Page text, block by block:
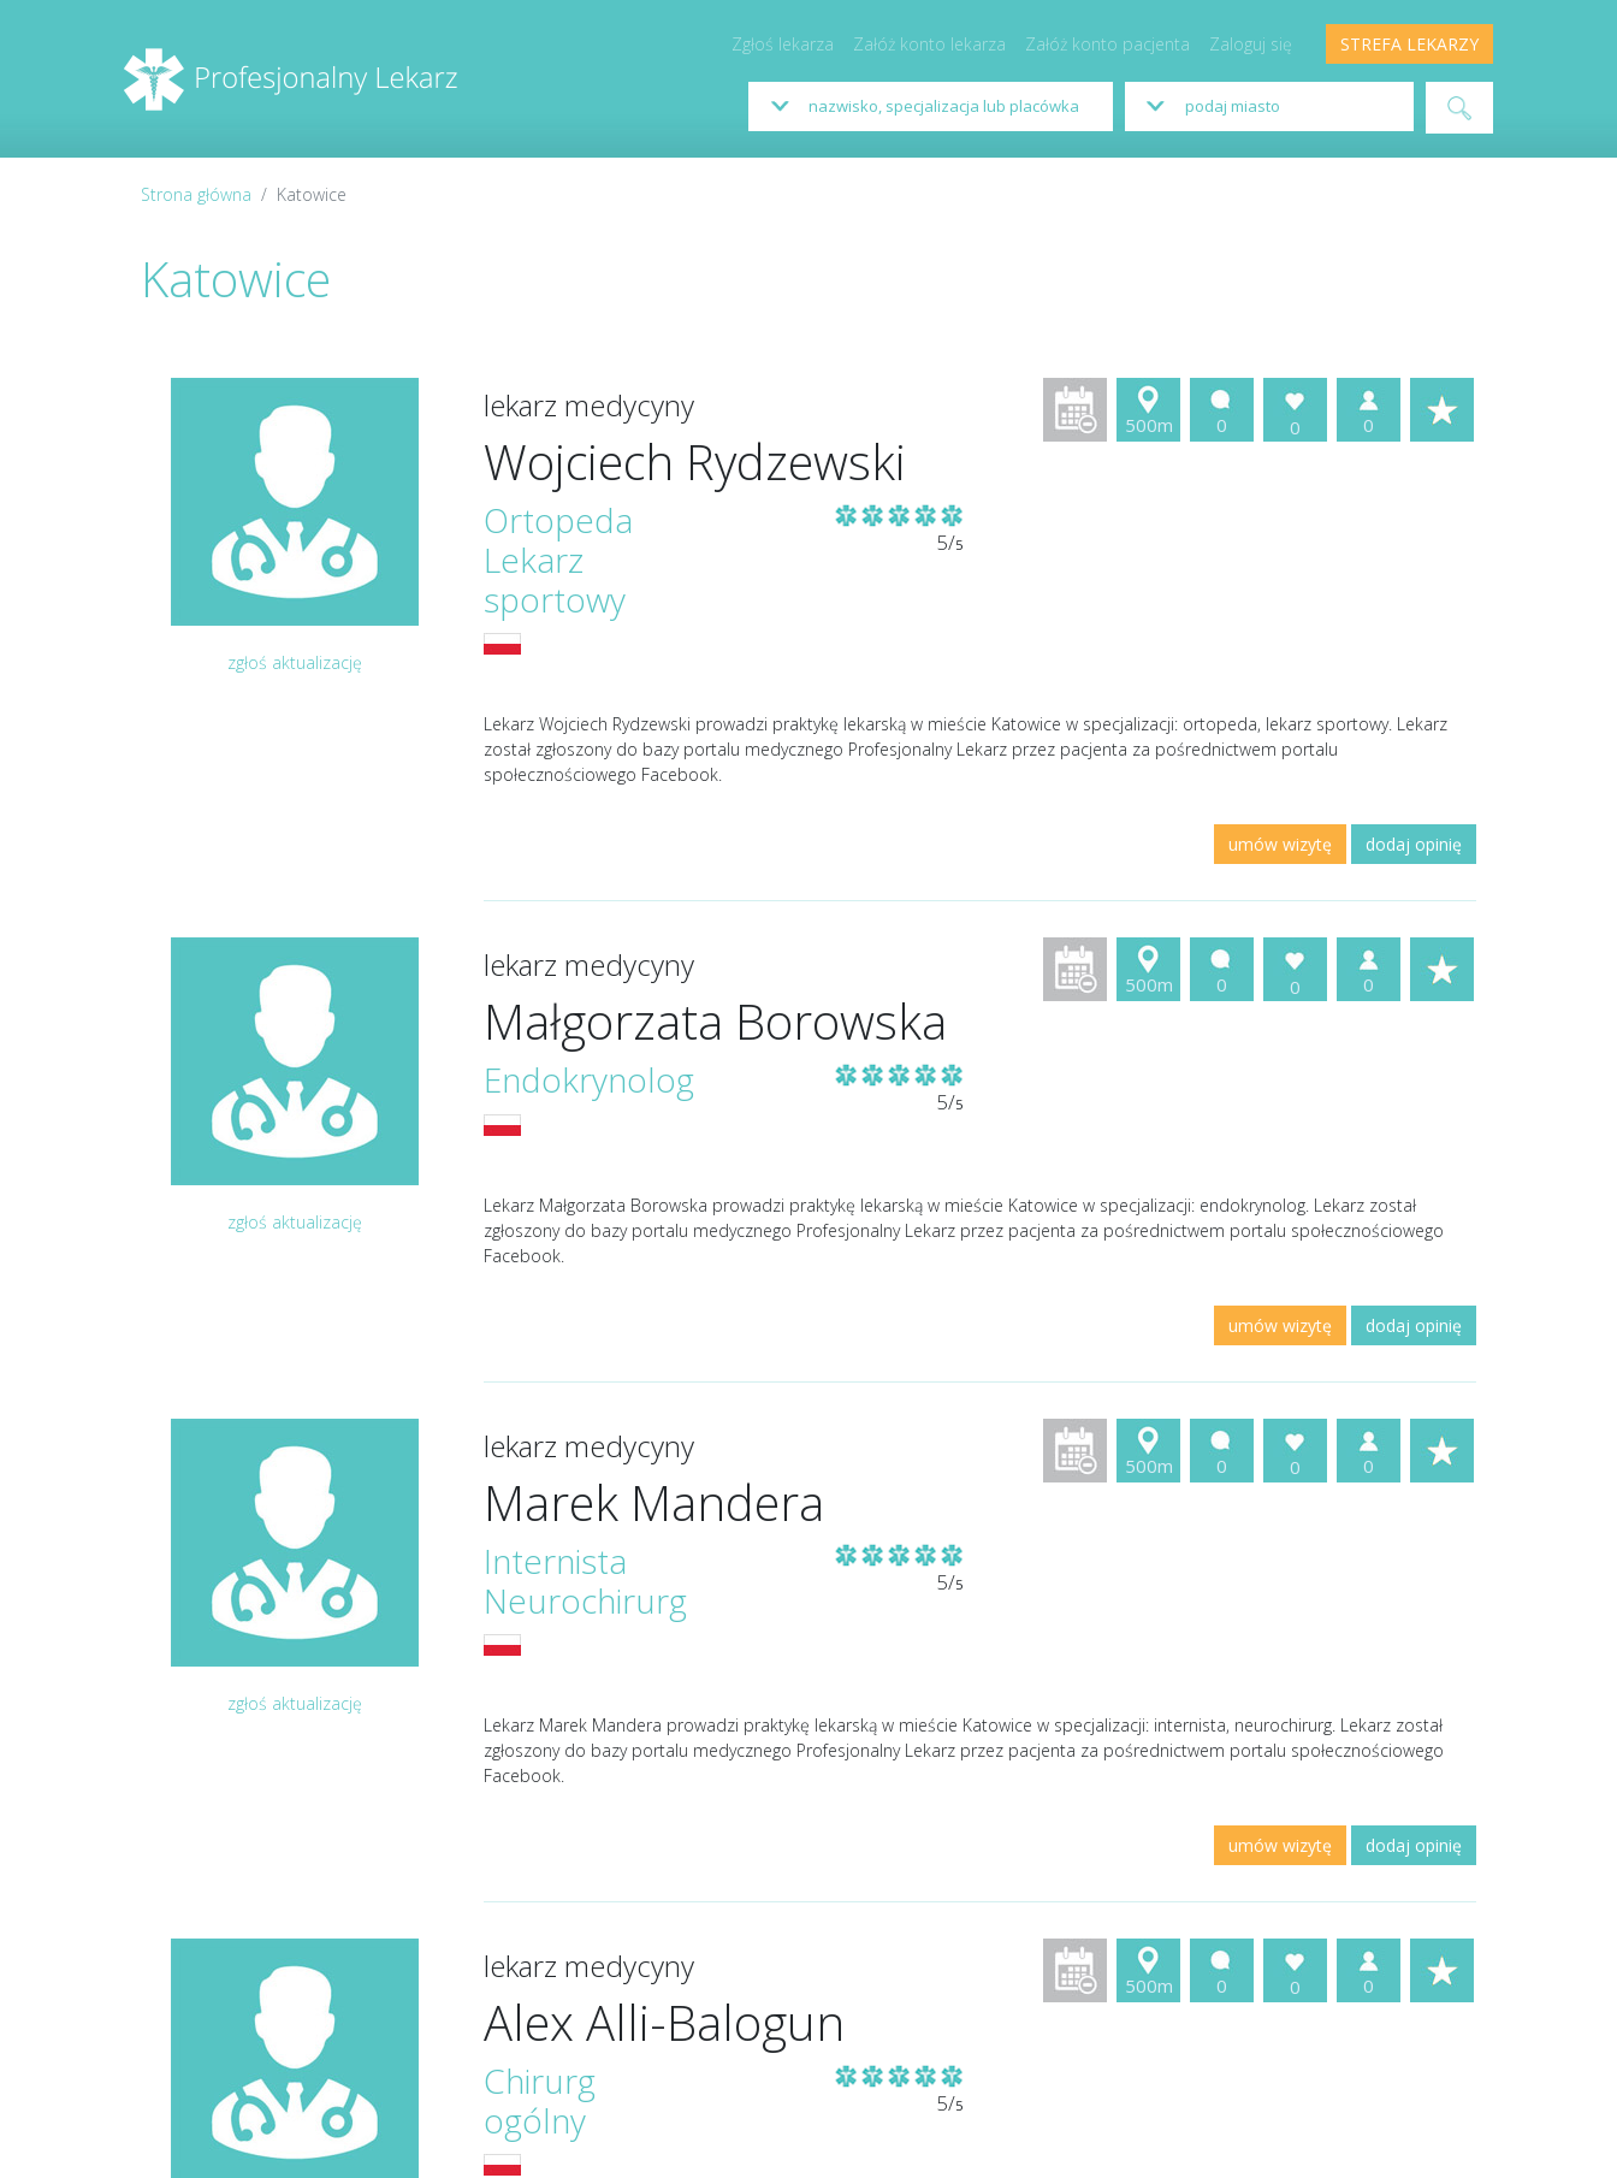
Zgłoś lekarza Załóż konto lekarza Załóż konto pacjenta Zaloguj się STREFA LEKARZY
Strona główna Katowice
Katowice
zgłoś aktualizację
lekarz medycyny
Wojciech Rydzewski
Ortopeda
Lekarz
sportowy
5/5
500m 0 0 0
Lekarz Wojciech Rydzewski prowadzi praktykę lekarską w mieście Katowice w specjalizacji: ortopeda, lekarz sportowy. Lekarz
został zgłoszony do bazy portalu medycznego Profesjonalny Lekarz przez pacjenta za pośrednictwem portalu
społecznościowego Facebook.
umów wizytę dodaj opinię
zgłoś aktualizację
lekarz medycyny
Małgorzata Borowska
Endokrynolog 5/5
500m 0 0 0
Lekarz Małgorzata Borowska prowadzi praktykę lekarską w mieście Katowice w specjalizacji: endokrynolog. Lekarz został
zgłoszony do bazy portalu medycznego Profesjonalny Lekarz przez pacjenta za pośrednictwem portalu społecznościowego
Facebook.
umów wizytę dodaj opinię
zgłoś aktualizację
lekarz medycyny
Marek Mandera
Internista
Neurochirurg
5/5
500m 0 0 0
Lekarz Marek Mandera prowadzi praktykę lekarską w mieście Katowice w specjalizacji: internista, neurochirurg. Lekarz został
zgłoszony do bazy portalu medycznego Profesjonalny Lekarz przez pacjenta za pośrednictwem portalu społecznościowego
Facebook.
umów wizytę dodaj opinię
lekarz medycyny
Alex Alli-Balogun
Chirurg
ogólny
5/5
500m 0 0 0